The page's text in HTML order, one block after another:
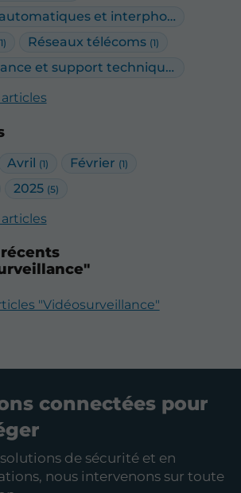
Portails automatiques et interphonie
Réseaux télécoms (1)
Maintenance et support technique
articles
Avril (1) Février (1)
2025 (5)
articles
"Vidéosurveillance"
connectées pour
de sécurité et en
nous intervenons sur toute